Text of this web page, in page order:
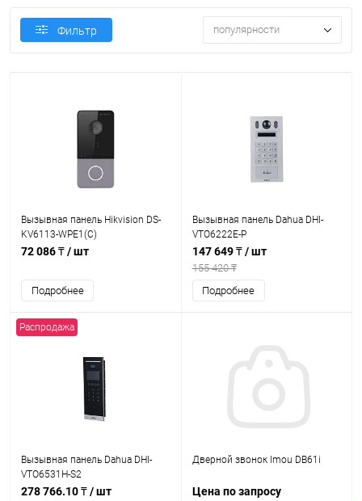
Фильтр популярности
Вызывная панель Hikvision DS-
KV6113-WPE1(C)
72 086 ₸/ шт
Подробнее
Вызывная панель Dahua DHI-
VTO6222E-P
147 649 ₸/ шт
155 420 ₸
Подробнее
Распродажа
Вызывная панель Dahua DHI-
VTO6531H-S2
278 766.10 ₸/ шт
Дверной звонок Imou DB61i
Цена по запросу